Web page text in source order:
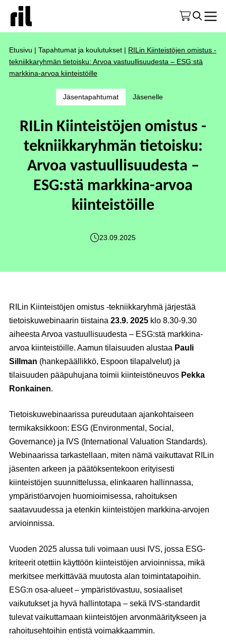
Etusivu | Tapahtumat ja koulutukset | RILin Kiinteistöjen omistus -
tekniikkaryhmän tietoisku: Arvoa vastuullisuudesta – ESG:stä
markkina-arvoa kiinteistöille
Jäsentapahtumat Jäsenelle
RILin Kiinteistöjen omistus -
tekniikkaryhmän tietoisku:
Arvoa vastuullisuudesta –
ESG:stä markkina-arvoa
kiinteistöille
23.09.2025
RILin Kiinteistöjen omistus -tekniikkaryhmä järjestää
tietoiskuwebinaarin tiistaina 23.9. 2025 klo 8.30-9.30
aiheesta Arvoa vastuullisuudesta – ESG:stä markkina-
arvoa kiinteistöille. Aamun tilaisuuden alustaa Pauli
Sillman (hankepäällikkö, Espoon tilapalvelut) ja
tilaisuuden pääpuhujana toimii kiinteistöneuvos Pekka
Ronkainen.
Tietoiskuwebinaarissa pureudutaan ajankohtaiseen
termikaksikkoon: ESG (Environmental, Social,
Governance) ja IVS (International Valuation Standards).
Webinaarissa tarkastellaan, miten nämä vaikuttavat RILin
jäsenten arkeen ja päätöksentekoon erityisesti
kiinteistöjen suunnittelussa, elinkaaren hallinnassa,
ympäristöarvojen huomioimisessa, rahoituksen
saatavuudessa ja etenkin kiinteistöjen markkina-arvojen
arvioinnissa.
Vuoden 2025 alussa tuli voimaan uusi IVS, jossa ESG-
kriteerit otettiin käyttöön kiinteistöjen arvioinnissa, mikä
merkitsee merkittävää muutosta alan toimintatapoihin.
ESG:n osa-alueet – ympäristövastuu, sosiaaliset
vaikutukset ja hyvä hallintotapa – sekä IVS-standardit
tulevat vaikuttamaan kiinteistöjen arvonmääritykseen ja
rahoitusehtoihin entistä voimakkaammin.